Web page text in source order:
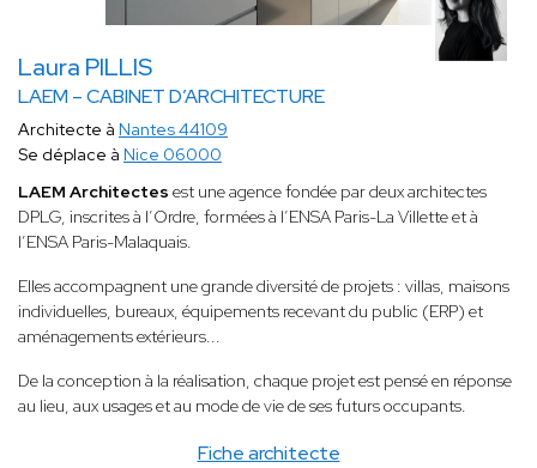
Laura PILLIS
LAEM – CABINET D’ARCHITECTURE
Fiche architecte
Architecte à Nantes 44109
Se déplace à Nice 06000
LAEM Architectes est une agence fondée par deux architectes
DPLG, inscrites à l’Ordre, formées à l’ENSA Paris-La Villette et à
l’ENSA Paris-Malaquais.
Elles accompagnent une grande diversité de projets : villas, maisons
individuelles, bureaux, équipements recevant du public (ERP) et
aménagements extérieurs...
De la conception à la réalisation, chaque projet est pensé en réponse
au lieu, aux usages et au mode de vie de ses futurs occupants.